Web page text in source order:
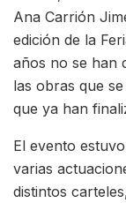
Ana Carrión
edición de la
años no se han
las obras que
que ya han
El evento
varias
distintos